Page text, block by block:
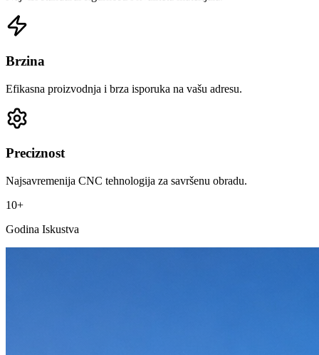
Brzina
Efikasna proizvodnja i brza isporuka na vašu adresu.
Preciznost
Najsavremenija CNC tehnologija za savršenu obradu.
10+
Godina Iskustva